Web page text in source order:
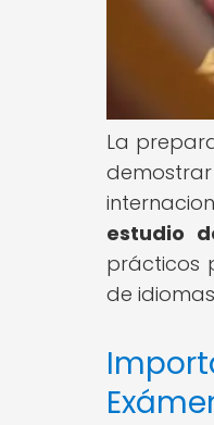
La
estudio
prácticos
de